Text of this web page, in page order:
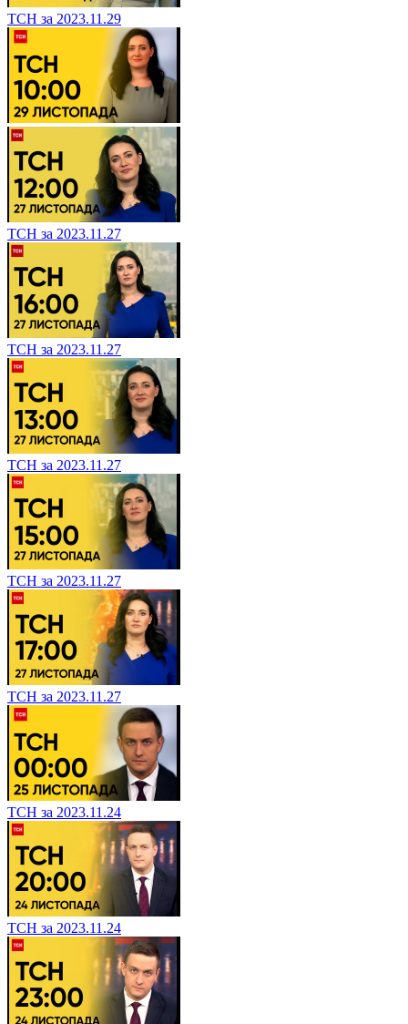
ТСН за 2023.11.29
ТСН за 2023.11.27
ТСН за 2023.11.27
ТСН за 2023.11.27
ТСН за 2023.11.27
ТСН за 2023.11.27
ТСН за 2023.11.24
ТСН за 2023.11.24